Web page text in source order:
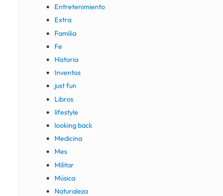
Entretenimiento
Extra
Familia
Fe
Historia
Inventos
just fun
Libros
lifestyle
looking back
Medicina
Mes
Militar
Música
Naturaleza